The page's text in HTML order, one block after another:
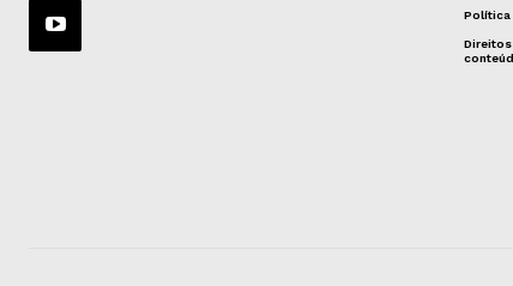
Política